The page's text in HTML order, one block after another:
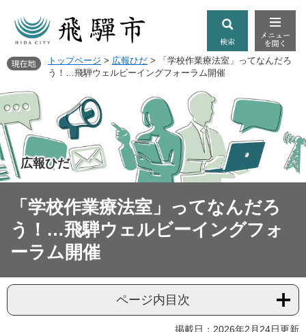
トップページ > 広報ひだ >
「学校作業療法室」ってなんだろ
う！…飛騨ウェルビーイングフォーラム開催
広報ひだ
「学校作業療法室」ってなんだろ
う！…飛騨ウェルビーイングフォ
ーラム開催
ページ内目次
掲載日：2026年2月24日更新